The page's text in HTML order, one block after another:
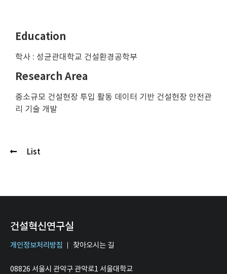
Education
학사 : 성균관대학교 건설환경공학부
Research Area
중소규모 건설현장 투입 활동 데이터 기반 건설현장 안전관
리 기술 개발
List
건설혁신연구실
개인정보처리방침 찾아오시는 길
08826 서울시 관악구 관악로1 서울대학교